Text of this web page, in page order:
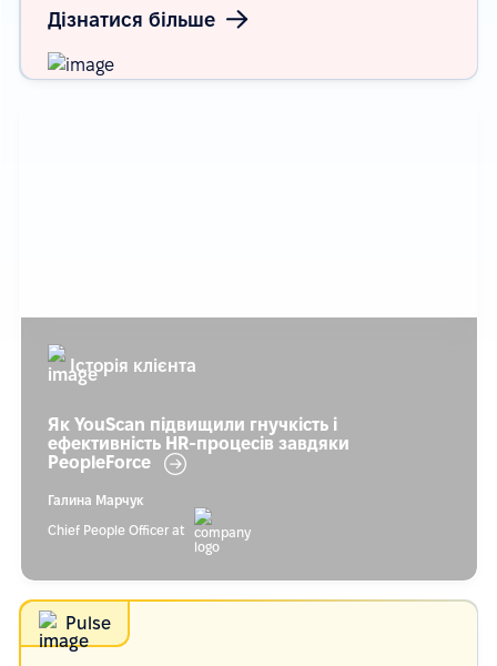
Дізнатися більше
Історія клієнта
Як YouScan підвищили гнучкість і
ефективність HR-процесів завдяки
PeopleForce
Галина Марчук
Chief People Officer at
Pulse